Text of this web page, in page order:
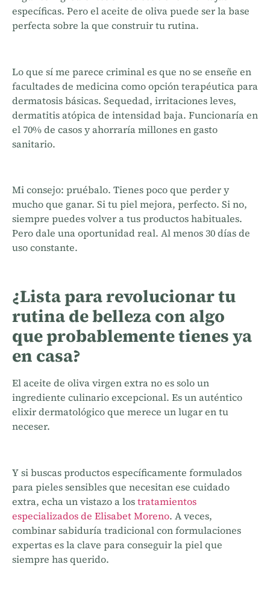
específicas. Pero el aceite de oliva puede ser la base
perfecta sobre la que construir tu rutina.
Lo que sí me parece criminal es que no se enseñe en
facultades de medicina como opción terapéutica para
dermatosis básicas. Sequedad, irritaciones leves,
dermatitis atópica de intensidad baja. Funcionaría en
el 70% de casos y ahorraría millones en gasto
sanitario.
Mi consejo: pruébalo. Tienes poco que perder y
mucho que ganar. Si tu piel mejora, perfecto. Si no,
siempre puedes volver a tus productos habituales.
Pero dale una oportunidad real. Al menos 30 días de
uso constante.
¿Lista para revolucionar tu
rutina de belleza con algo
que probablemente tienes ya
en casa?
El aceite de oliva virgen extra no es solo un
ingrediente culinario excepcional. Es un auténtico
elixir dermatológico que merece un lugar en tu
neceser.
Y si buscas productos específicamente formulados
para pieles sensibles que necesitan ese cuidado
extra, echa un vistazo a lostratamientos
especializados de Elisabet Moreno. A veces,
combinar sabiduría tradicional con formulaciones
expertas es la clave para conseguir la piel que
siempre has querido.